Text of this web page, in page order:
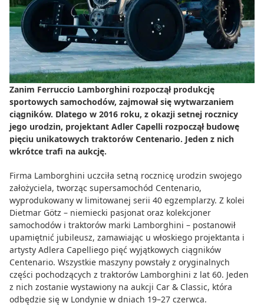
Rolnictwo precyzyjne
Dealerzy
Ze świata techniki rolniczej
Zanim Ferruccio Lamborghini rozpoczął produkcję
sportowych samochodów, zajmował się wytwarzaniem
ciągników. Dlatego w 2016 roku, z okazji setnej rocznicy
jego urodzin, projektant Adler Capelli rozpoczął budowę
pięciu unikatowych traktorów Centenario. Jeden z nich
wkrótce trafi na aukcję.
Firma Lamborghini uczciła setną rocznicę urodzin swojego
założyciela, tworząc supersamochód Centenario,
wyprodukowany w limitowanej serii 40 egzemplarzy. Z kolei
Dietmar Götz – niemiecki pasjonat oraz kolekcjoner
samochodów i traktorów marki Lamborghini – postanowił
upamiętnić jubileusz, zamawiając u włoskiego projektanta i
artysty Adlera Capelliego pięć wyjątkowych ciągników
Centenario. Wszystkie maszyny powstały z oryginalnych
części pochodzących z traktorów Lamborghini z lat 60. Jeden
z nich zostanie wystawiony na aukcji Car & Classic, która
odbędzie się w Londynie w dniach 19–27 czerwca.